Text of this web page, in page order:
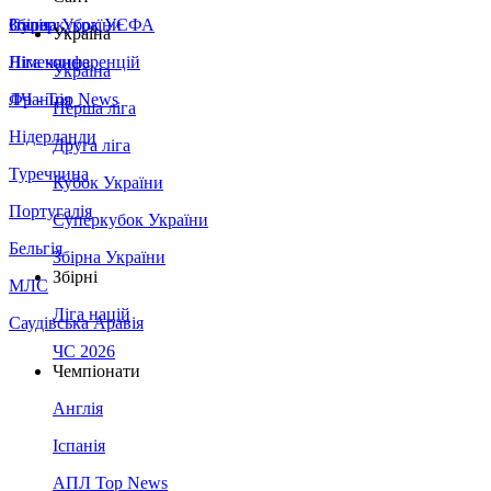
Збірна України
Італія
Німеччина
Франція
Нідерланди
Туреччина
Португалія
Бельгія
МЛС
Саудівська Аравія
Суперкубок УЄФА
Ліга конференцій
ЛЧ - Top News
Україна
Україна
Перша ліга
Друга ліга
Кубок України
Суперкубок України
Збірна України
Збірні
Ліга націй
ЧС 2026
Чемпіонати
Англія
Іспанія
АПЛ Top News